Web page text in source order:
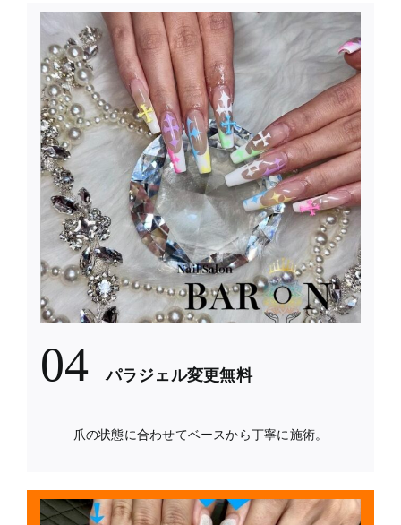
04 パラジェル変更無料
爪の状態に合わせてベースから丁寧に施術。